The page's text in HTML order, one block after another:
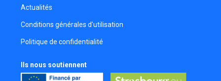
Guillaume Gore
Cadreur
Yannick Perrin
Réalisateur
Actualités
Conditions générales d'utilisation
Politique de confidentialité
Ils nous soutiennent